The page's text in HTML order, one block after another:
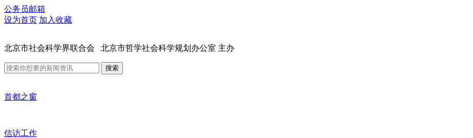
公务员邮箱
设为首页 加入收藏
北京市社会科学界联合会 北京市哲学社会科学规划办公室 主办
搜索
首都之窗
信访工作